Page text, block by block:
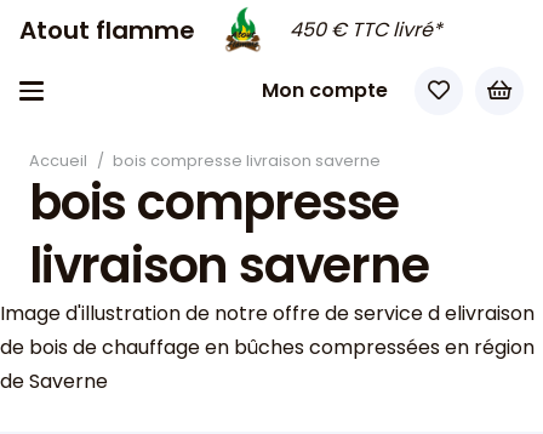
Atout flamme 450 € TTC livré*
Mon compte
Accueil / bois compresse livraison saverne
bois compresse
livraison saverne
Image d'illustration de notre offre de service d elivraison
de bois de chauffage en bûches compressées en région
de Saverne